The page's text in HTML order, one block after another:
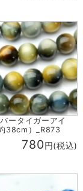
ータイガーアイ
38cm）_R873
780円(税込)